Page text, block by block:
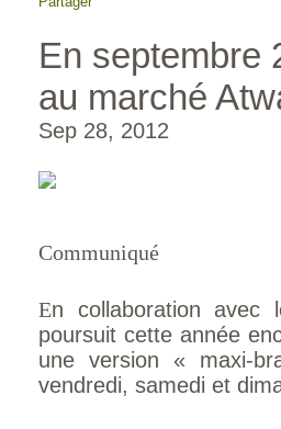
En septembre
au marché
Sep 28, 2012
Communiqué
En collaboration
poursuit cette année
une version « maxi-
vendredi, samedi et